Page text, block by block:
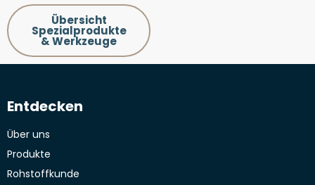
Übersicht
Spezialprodukte
& Werkzeuge
Entdecken
Über uns
Produkte
Rohstoffkunde